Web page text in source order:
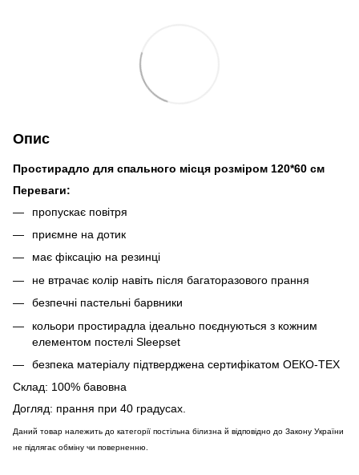
Опис
Простирадло для спального місця розміром 120*60 см
Переваги:
пропускає повітря
приємне на дотик
має фіксацію на резинці
не втрачає колір навіть після багаторазового прання
безпечні пастельні барвники
кольори простирадла ідеально поєднуються з кожним
елементом постелі Sleepset
безпека матеріалу підтверджена сертифікатом OЕКО-ТЕХ
Склад: 100% бавовна
Догляд: прання при 40 градусах.
Даний товар належить до категорії постільна білизна й відповідно до Закону України
не підлягає обміну чи поверненню.